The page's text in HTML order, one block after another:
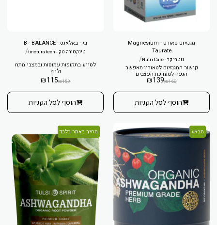
מגנזיום טאורט - Magnesium
Taurate
נוטרי קר - Nutri Care /
קישור המגנזיום לטאורין מאפשר
הגעה למערכת העצבים
₪160
₪139
הוסף לסל הקניות
בי - באלאנס - B - BALANCE
טינקטורה טק - tinctura tech /
לסייע בתקופות עמוסות ובמצבי מתח
ולחץ
₪159
₪115
הוסף לסל הקניות
מבצע מחיר באתר בלבד